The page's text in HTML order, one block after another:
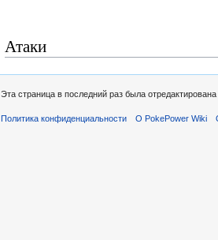
Атаки
Эта страница в последний раз была
Политика конфиденциальности О PokePower Wiki